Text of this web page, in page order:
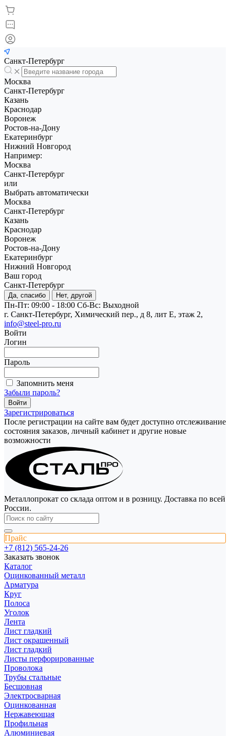
Санкт-Петербург
Москва
Санкт-Петербург
Казань
Краснодар
Воронеж
Ростов-на-Дону
Екатеринбург
Нижний Новгород
Например:
Москва
Санкт-Петербург
или
Выбрать автоматически
Москва
Санкт-Петербург
Казань
Краснодар
Воронеж
Ростов-на-Дону
Екатеринбург
Нижний Новгород
Ваш город
Санкт-Петербург
Да, спасибо Нет, другой
Пн-Пт: 09:00 - 18:00 Cб-Вс: Выходной
г. Санкт-Петербург, Химический пер., д 8, лит Е, этаж 2,
info@steel-pro.ru
Войти
Логин
Пароль
Запомнить меня
Забыли пароль?
Зарегистрироваться
После регистрации на сайте вам будет доступно отслеживание
состояния заказов, личный кабинет и другие новые
возможности
Металлопрокат со склада оптом и в розницу. Доставка по всей
России.
Прайс
+7 (812) 565-24-26
Заказать звонок
Каталог
Оцинкованный металл
Арматура
Круг
Полоса
Уголок
Лента
Лист гладкий
Лист окрашенный
Лист гладкий
Листы перфорированные
Проволока
Трубы стальные
Бесшовная
Электросварная
Оцинкованная
Нержавеющая
Профильная
Алюминиевая